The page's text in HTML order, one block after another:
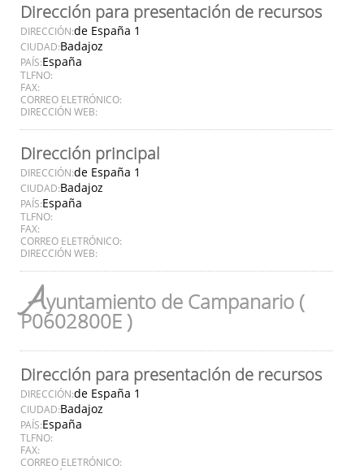
Dirección para presentación de recursos
DIRECCIÓN:de España 1
CIUDAD:Badajoz
PAÍS:España
TLFNO:
FAX:
CORREO ELETRÓNICO:
DIRECCIÓN WEB:
Dirección principal
DIRECCIÓN:de España 1
CIUDAD:Badajoz
PAÍS:España
TLFNO:
FAX:
CORREO ELETRÓNICO:
DIRECCIÓN WEB:
Ayuntamiento de Campanario (
P0602800E )
Dirección para presentación de recursos
DIRECCIÓN:de España 1
CIUDAD:Badajoz
PAÍS:España
TLFNO:
FAX:
CORREO ELETRÓNICO: